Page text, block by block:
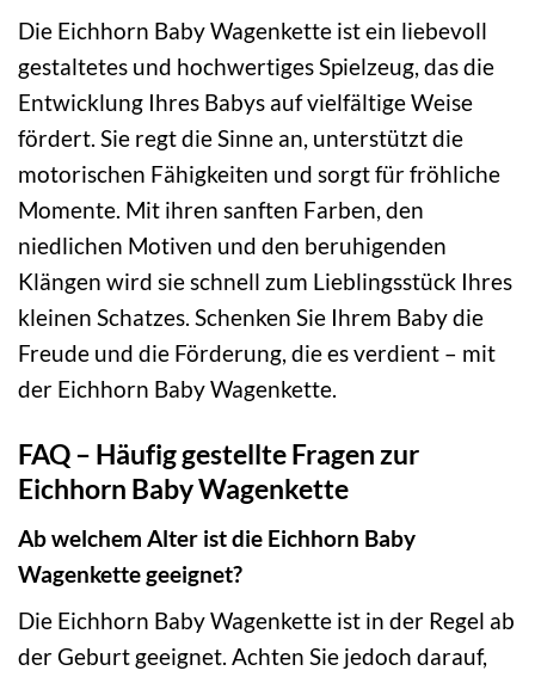
Die Eichhorn Baby Wagenkette ist ein liebevoll
gestaltetes und hochwertiges Spielzeug, das die
Entwicklung Ihres Babys auf vielfältige Weise
fördert. Sie regt die Sinne an, unterstützt die
motorischen Fähigkeiten und sorgt für fröhliche
Momente. Mit ihren sanften Farben, den
niedlichen Motiven und den beruhigenden
Klängen wird sie schnell zum Lieblingsstück Ihres
kleinen Schatzes. Schenken Sie Ihrem Baby die
Freude und die Förderung, die es verdient – mit
der Eichhorn Baby Wagenkette.
FAQ – Häufig gestellte Fragen zur
Eichhorn Baby Wagenkette
Ab welchem Alter ist die Eichhorn Baby
Wagenkette geeignet?
Die Eichhorn Baby Wagenkette ist in der Regel ab
der Geburt geeignet. Achten Sie jedoch darauf,